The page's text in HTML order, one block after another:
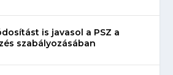
is javasol a PSZ a
szabályozásában